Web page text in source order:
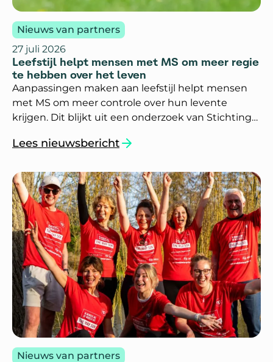
Nieuws van partners
27 juli 2026
Leefstijl helpt mensen met MS om meer regie
te hebben over het leven
Aanpassingen maken aan leefstijl helpt mensen
met MS om meer controle over hun levente
krijgen. Dit blijkt uit een onderzoek van Stichting
Lees nieuwsbericht
`Leefstijl helpt mensen met MS om meer
Nieuws van partners